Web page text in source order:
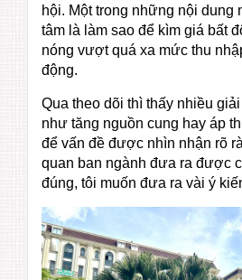
hội. Một trong những nội dung
tâm là làm sao để kìm giá bất
nóng vượt quá xa mức thu
động.
Qua theo dõi thì thấy nhiều
như tăng nguồn cung hay áp
để vấn đề được nhìn nhận rõ
quan ban ngành đưa ra được
đúng, tôi muốn đưa ra vài ý